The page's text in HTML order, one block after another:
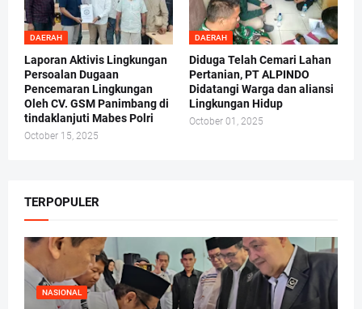
DAERAH
Laporan Aktivis Lingkungan
Persoalan Dugaan
Pencemaran Lingkungan
Oleh CV. GSM Panimbang di
tindaklanjuti Mabes Polri
October 15, 2025
DAERAH
Diduga Telah Cemari Lahan
Pertanian, PT ALPINDO
Didatangi Warga dan aliansi
Lingkungan Hidup
October 01, 2025
TERPOPULER
NASIONAL